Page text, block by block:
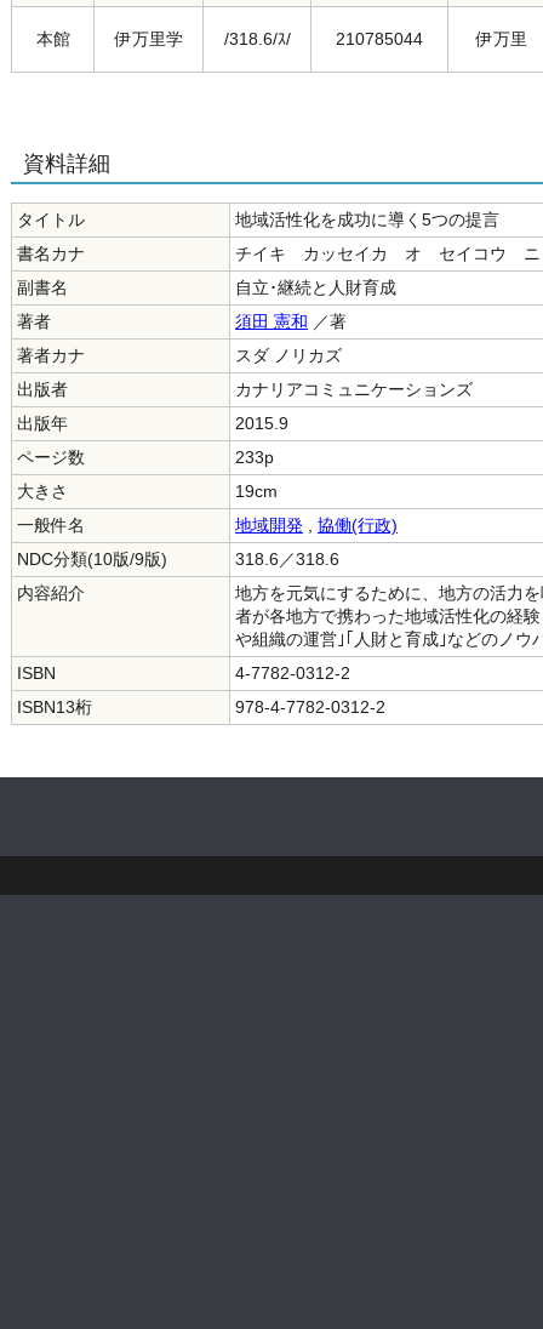
本館 伊万里学 /318.6/ｽ/ 210785044 伊万里
資料詳細
タイトル
地域活性化を成功に導く5つの提言
書名カナ
チイキ カッセイカ オ セイコウ
副書名
自立･継続と人財育成
著者
須田 憲和 ／著
著者カナ
スダ ノリカズ
出版者
カナリアコミュニケーションズ
出版年
2015.9
ページ数
233p
大きさ
19cm
一般件名
地域開発
協働(行政)
NDC分類(10版/9版)
318.6／318.6
内容紹介
地方を元気にするために、地方の活力
者が各地方で携わった地域活性化の経
や組織の運営｣｢人財と育成｣などのノウ
ISBN
4-7782-0312-2
ISBN13桁
978-4-7782-0312-2